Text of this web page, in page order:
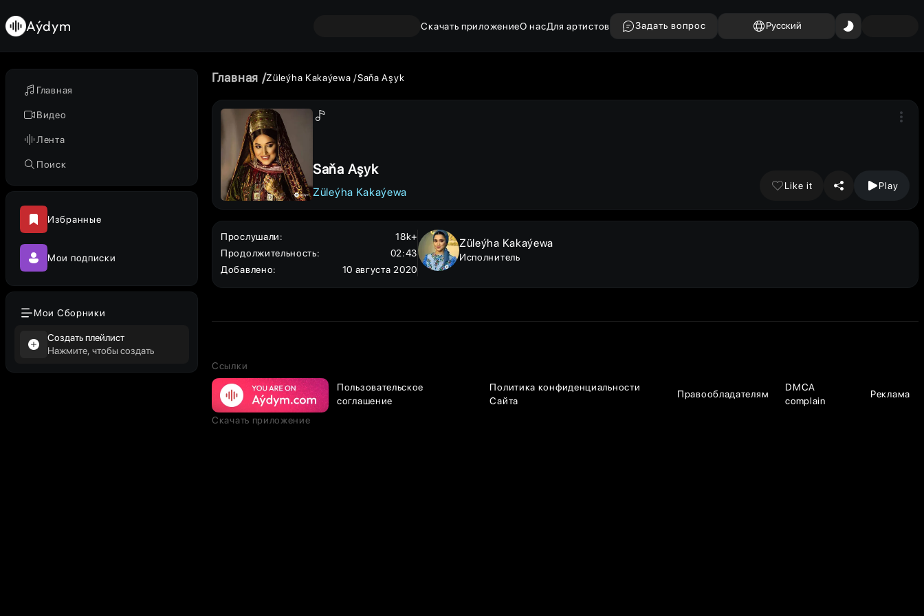
Главная
Видео
Лента
Поиск
Избранные
Мои подписки
Мои Сборники
Создать плейлист
Нажмите, чтобы создать
Aýdym Скачать приложениеО насДля артистов Задать вопрос Русский
Главная Züleýha Kakaýewa Saňa Aşyk
Saňa Aşyk
Züleýha Kakaýewa
Like it Play
Прослушали:
18k+
Продолжительность:
02:43
Добавлено: 10 августа 2020
Züleýha Kakaýewa
Исполнитель
Ссылки
Пользовательское
соглашение
Политика конфиденциальности
Сайта
Правообладателям
DMCA
complain
Реклама
Скачать приложение